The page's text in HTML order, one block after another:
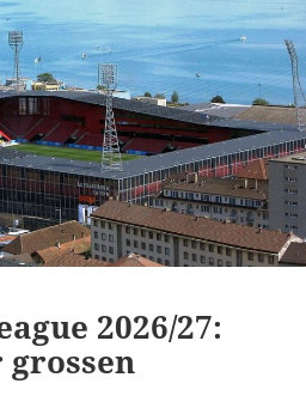
2026/27: